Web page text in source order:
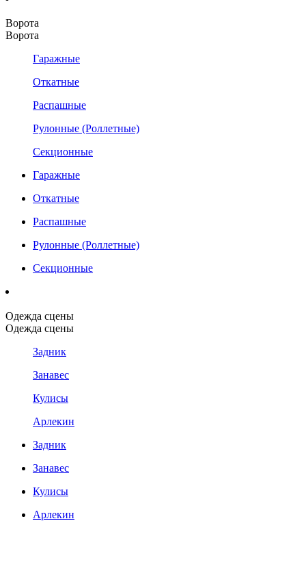
Ворота
Ворота
Гаражные
Откатные
Распашные
Рулонные (Роллетные)
Секционные
Гаражные
Откатные
Распашные
Рулонные (Роллетные)
Секционные
Одежда сцены
Одежда сцены
Задник
Занавес
Кулисы
Арлекин
Задник
Занавес
Кулисы
Арлекин